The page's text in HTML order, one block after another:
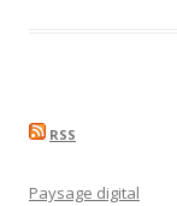
RSS
Paysage digital